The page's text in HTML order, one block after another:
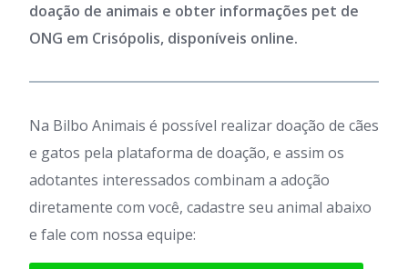
doação de animais e obter informações pet de
ONG em Crisópolis, disponíveis online.
Na Bilbo Animais é possível realizar doação de cães
e gatos pela plataforma de doação, e assim os
adotantes interessados combinam a adoção
diretamente com você, cadastre seu animal abaixo
e fale com nossa equipe: